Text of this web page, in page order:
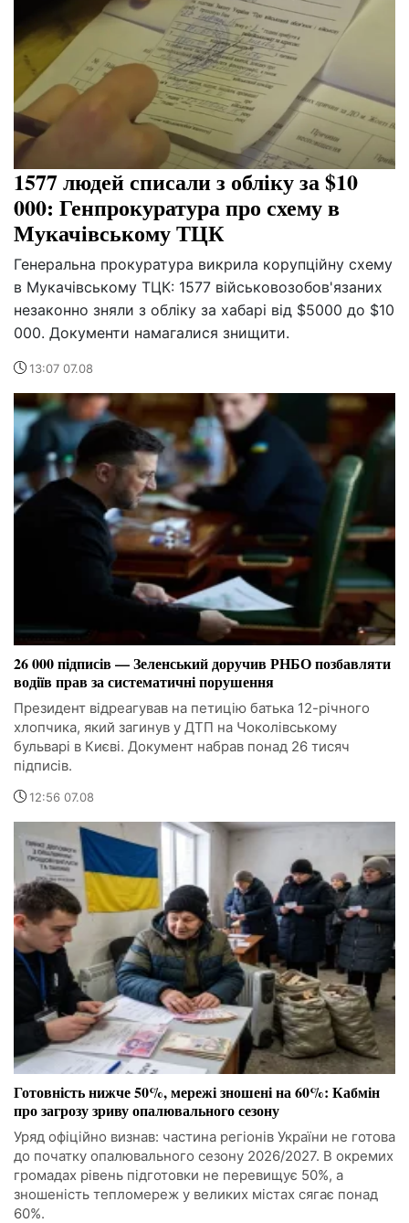
1577 людей списали з обліку за $10
000: Генпрокуратура про схему в
Мукачівському ТЦК
Генеральна прокуратура викрила корупційну схему
в Мукачівському ТЦК: 1577 військовозобов'язаних
незаконно зняли з обліку за хабарі від $5000 до $10
000. Документи намагалися знищити.
13:07 07.08
26 000 підписів — Зеленський доручив РНБО позбавляти
водіїв прав за систематичні порушення
Президент відреагував на петицію батька 12-річного
хлопчика, який загинув у ДТП на Чоколівському
бульварі в Києві. Документ набрав понад 26 тисяч
підписів.
12:56 07.08
Готовність нижче 50%, мережі зношені на 60%: Кабмін
про загрозу зриву опалювального сезону
Уряд офіційно визнав: частина регіонів України не готова
до початку опалювального сезону 2026/2027. В окремих
громадах рівень підготовки не перевищує 50%, а
зношеність тепломереж у великих містах сягає понад
60%.